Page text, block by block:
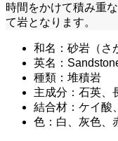
時間をかけて積み重
て岩となります。
和名：砂岩（さ
英名：
種類：堆積岩
主成分：石英、
結合材：ケイ酸
色：白、灰色、